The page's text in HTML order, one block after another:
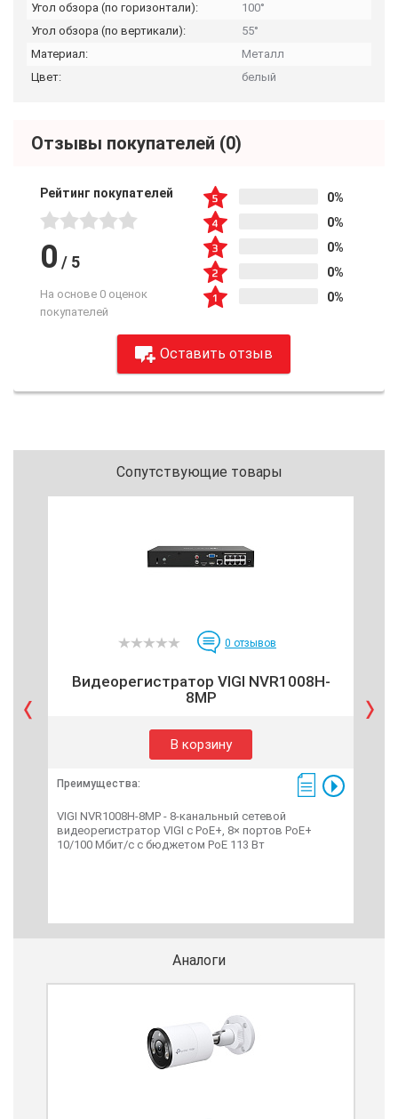
Угол обзора (по горизонтали):
100°
Угол обзора (по вертикали):
55°
Материал:
Металл
Цвет:
белый
Отзывы покупателей (0)
Рейтинг покупателей
0 / 5
На основе 0 оценок
покупателей
0%
0%
0%
0%
0%
Оставить отзыв
Сопутствующие товары
0 отзывов
Видеорегистратор VIGI NVR1008H-
8MP
В корзину
Преимущества:
VIGI NVR1008H-8MP - 8-канальный сетевой
видеорегистратор VIGI с PoE+, 8× портов PoE+
10/100 Мбит/с с бюджетом PoE 113 Вт
Аналоги